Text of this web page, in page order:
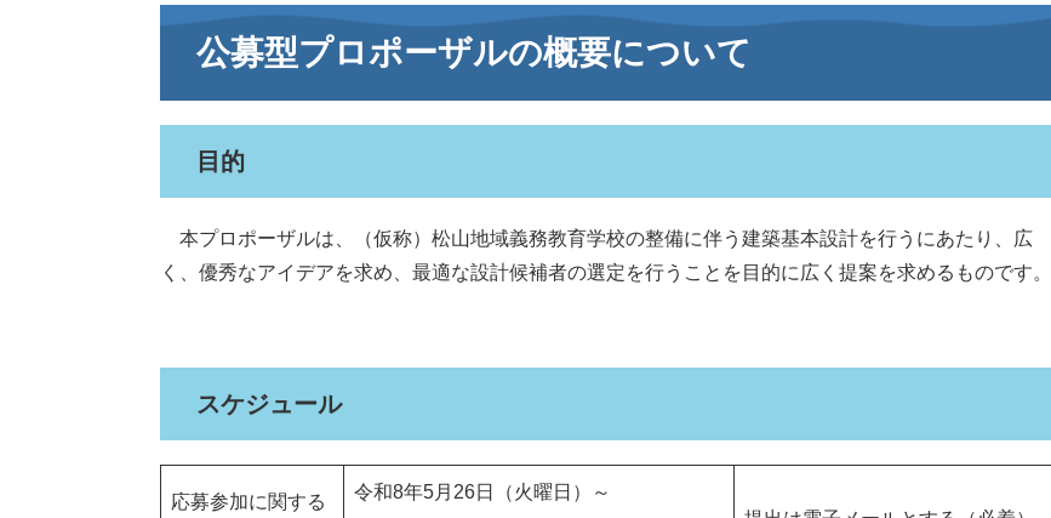
公募型プロポーザルの概要について
目的
本プロポーザルは、（仮称）松山地域義務教育学校の整備に伴う建築基本設計を行うにあたり、広
く、優秀なアイデアを求め、最適な設計候補者の選定を行うことを目的に広く提案を求めるものです。
スケジュール
応募参加に関する
令和8年5月26日（火曜日）～